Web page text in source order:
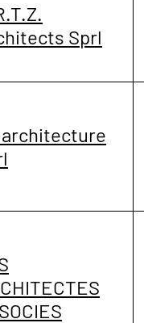
Sprl
architecture